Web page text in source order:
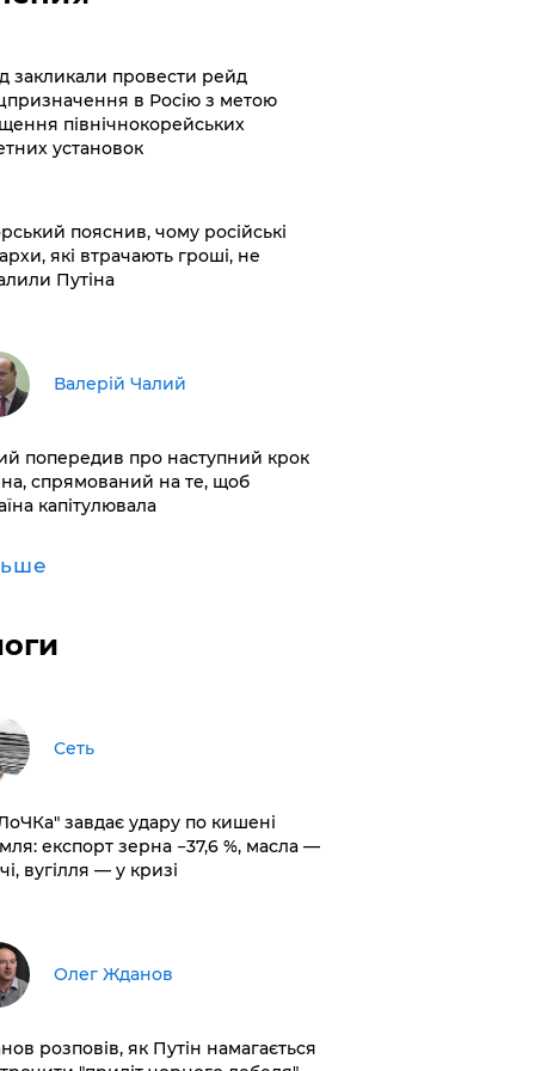
закликали провести рейд
в Росію з метою
північнокорейських
установок
пояснив, чому російські
які втрачають гроші, не
Путіна
Валерій Чалий
попередив про наступний крок
спрямований на те, щоб
капітулювала
Сеть
завдає удару по кишені
експорт зерна −37,6 %, масла —
вугілля — у кризі
Олег Жданов
розповів, як Путін намагається